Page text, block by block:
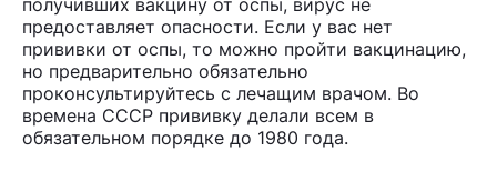
предоставляет опасности. Если у вас нет
прививки от оспы, то можно пройти вакцинацию,
но предварительно обязательно
проконсультируйтесь с лечащим врачом. Во
времена СССР прививку делали всем в
обязательном порядке до 1980 года.